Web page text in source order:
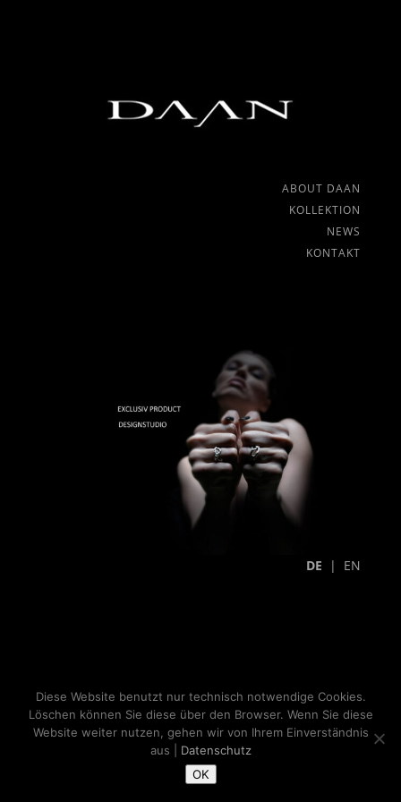
ABOUT DAAN
KOLLEKTION
NEWS
KONTAKT
DE | EN
Diese Website benutzt nur technisch notwendige Cookies.
Löschen können Sie diese über den Browser. Wenn Sie diese
Website weiter nutzen, gehen wir von Ihrem Einverständnis
aus | Datenschutz
OK